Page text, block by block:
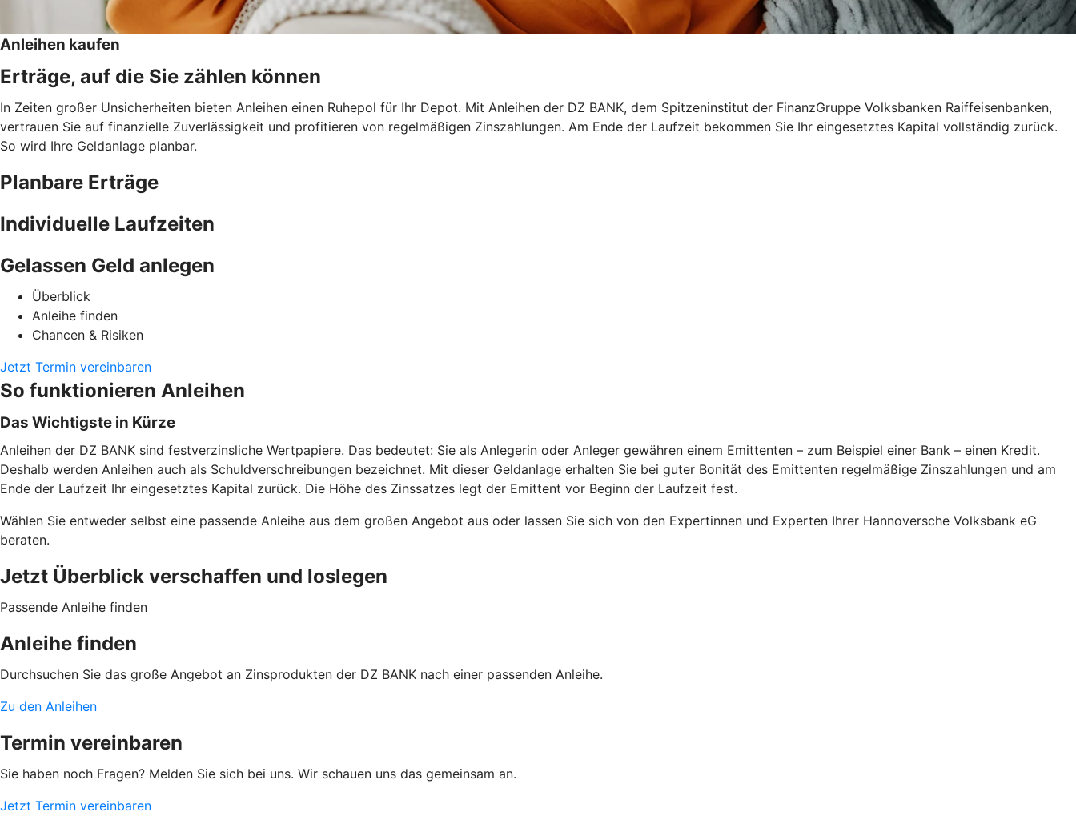
Anleihen kaufen
Erträge, auf die Sie zählen können
In Zeiten großer Unsicherheiten bieten Anleihen einen Ruhepol für Ihr Depot. Mit Anleihen der DZ BANK, dem Spitzeninstitut der FinanzGruppe Volksbanken Raiffeisenbanken,
vertrauen Sie auf finanzielle Zuverlässigkeit und profitieren von regelmäßigen Zinszahlungen. Am Ende der Laufzeit bekommen Sie Ihr eingesetztes Kapital vollständig zurück.
So wird Ihre Geldanlage planbar.
Planbare Erträge
Individuelle Laufzeiten
Gelassen Geld anlegen
Überblick
Anleihe finden
Chancen & Risiken
Jetzt Termin vereinbaren
So funktionieren Anleihen
Das Wichtigste in Kürze
Anleihen der DZ BANK sind festverzinsliche Wertpapiere. Das bedeutet: Sie als Anlegerin oder Anleger gewähren einem Emittenten – zum Beispiel einer Bank – einen Kredit.
Deshalb werden Anleihen auch als Schuldverschreibungen bezeichnet. Mit dieser Geldanlage erhalten Sie bei guter Bonität des Emittenten regelmäßige Zinszahlungen und am
Ende der Laufzeit Ihr eingesetztes Kapital zurück. Die Höhe des Zinssatzes legt der Emittent vor Beginn der Laufzeit fest.
Wählen Sie entweder selbst eine passende Anleihe aus dem großen Angebot aus oder lassen Sie sich von den Expertinnen und Experten Ihrer Hannoversche Volksbank eG
beraten.
Jetzt Überblick verschaffen und loslegen
Passende Anleihe finden
Anleihe finden
Durchsuchen Sie das große Angebot an Zinsprodukten der DZ BANK nach einer passenden Anleihe.
Zu den Anleihen
Termin vereinbaren
Sie haben noch Fragen? Melden Sie sich bei uns. Wir schauen uns das gemeinsam an.
Jetzt Termin vereinbaren